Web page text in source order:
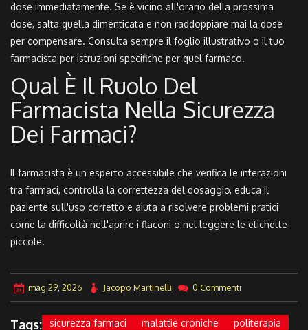
dose immediatamente. Se è vicino all'orario della prossima
dose, salta quella dimenticata e non raddoppiare mai la dose
per compensare. Consulta sempre il foglio illustrativo o il tuo
farmacista per istruzioni specifiche per quel farmaco.
Qual È Il Ruolo Del
Farmacista Nella Sicurezza
Dei Farmaci?
Il farmacista è un esperto accessibile che verifica le interazioni
tra farmaci, controlla la correttezza del dosaggio, educa il
paziente sull'uso corretto e aiuta a risolvere problemi pratici
come la difficoltà nell'aprire i flaconi o nel leggere le etichette
piccole.
mag 29, 2026 Jacopo Martinelli 0 Commenti
Tags: sicurezza farmaci malattie croniche
politerapia